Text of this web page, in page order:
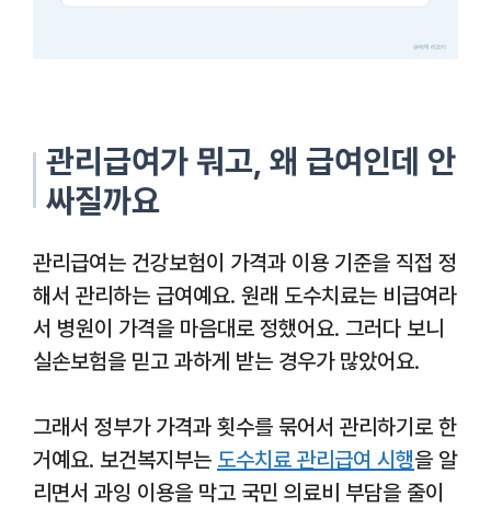
관리급여가 뭐고, 왜 급여인데 안
싸질까요
관리급여는 건강보험이 가격과 이용 기준을 직접 정
해서 관리하는 급여예요. 원래 도수치료는 비급여라
서 병원이 가격을 마음대로 정했어요. 그러다 보니
실손보험을 믿고 과하게 받는 경우가 많았어요.
그래서 정부가 가격과 횟수를 묶어서 관리하기로 한
거예요. 보건복지부는 도수치료 관리급여 시행을 알
리면서 과잉 이용을 막고 국민 의료비 부담을 줄이